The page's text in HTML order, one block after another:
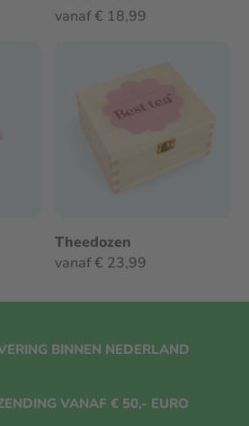
vanaf € 18,99
Theedozen
vanaf € 23,99
BINNEN NEDERLAND
VANAF € 50,- EURO